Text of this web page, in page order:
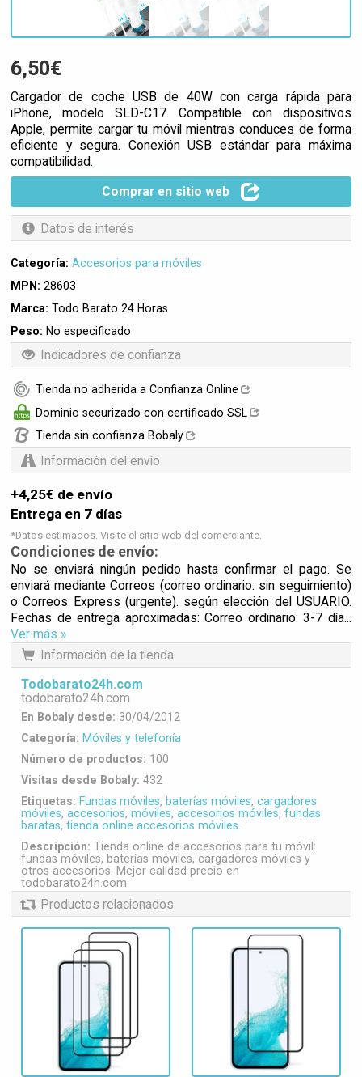
6,50€
Cargador de coche USB de 40W con carga rápida para
iPhone, modelo SLD-C17. Compatible con dispositivos
Apple, permite cargar tu móvil mientras conduces de forma
eficiente y segura. Conexión USB estándar para máxima
compatibilidad.
Comprar en sitio web
Datos de interés
Categoría: Accesorios para móviles
MPN: 28603
Marca: Todo Barato 24 Horas
Peso: No especificado
Indicadores de confianza
Tienda no adherida a Confianza Online
Dominio securizado con certificado SSL
Tienda sin confianza Bobaly
Información del envío
+4,25€ de envío
Entrega en 7 días
*Datos estimados. Visite el sitio web del comerciante.
Condiciones de envío:
No se enviará ningún pedido hasta confirmar el pago. Se
enviará mediante Correos (correo ordinario. sin seguimiento)
o Correos Express (urgente). según elección del USUARIO.
Fechas de entrega aproximadas: Correo ordinario: 3-7 día...
Ver más »
Información de la tienda
Todobarato24h.com
todobarato24h.com
En Bobaly desde: 30/04/2012
Categoría: Móviles y telefonía
Número de productos: 100
Visitas desde Bobaly: 432
Etiquetas: Fundas móviles, baterías móviles, cargadores
móviles, accesorios, móviles, accesorios móviles, fundas
baratas, tienda online accesorios móviles.
Descripción: Tienda online de accesorios para tu móvil:
fundas móviles, baterías móviles, cargadores móviles y
otros accesorios. Mejor calidad precio en
todobarato24h.com.
Productos relacionados